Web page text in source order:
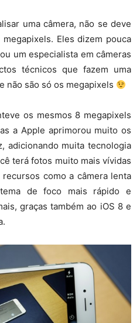
uma câmera, não se deve
Eles dizem pouca
um especialista em câmeras
técnicos que fazem uma
não são só os megapixels
os mesmos 8 megapixels
a Apple aprimorou muito os
adicionando muita tecnologia
terá fotos muito mais vívidas
como a câmera lenta
de foco mais rápido e
graças também ao iOS 8 e